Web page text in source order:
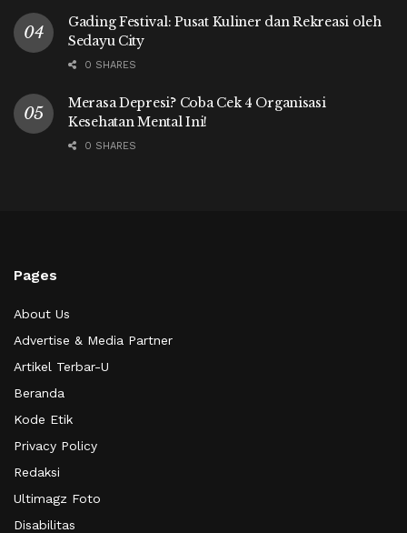
Gading Festival: Pusat Kuliner dan Rekreasi oleh
Sedayu City
0 SHARES
Merasa Depresi? Coba Cek 4 Organisasi
Kesehatan Mental Ini!
0 SHARES
Pages
About Us
Advertise & Media Partner
Artikel Terbar-U
Beranda
Kode Etik
Privacy Policy
Redaksi
Ultimagz Foto
Disabilitas